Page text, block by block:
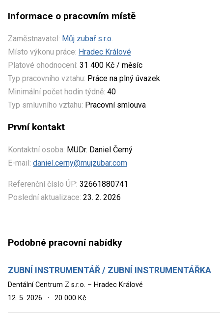
Informace o pracovním místě
Zaměstnavatel: Můj zubař s.r.o.
Místo výkonu práce: Hradec Králové
Platové ohodnocení: 31 400 Kč / měsíc
Typ pracovního vztahu: Práce na plný úvazek
Minimální počet hodin týdně: 40
Typ smluvního vztahu: Pracovní smlouva
První kontakt
Kontaktní osoba: MUDr. Daniel Černý
E-mail: daniel.cerny@mujzubar.com
Referenční číslo ÚP: 32661880741
Poslední aktualizace: 23. 2. 2026
Podobné pracovní nabídky
ZUBNÍ INSTRUMENTÁŘ / ZUBNÍ INSTRUMENTÁŘKA
Dentální Centrum Z s.r.o. – Hradec Králové
12. 5. 2026
· 20 000 Kč